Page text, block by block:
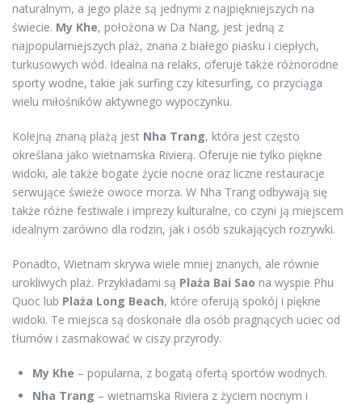
naturalnym, a jego plaże są jednymi z najpiękniejszych na
świecie. My Khe, położona w Da Nang, jest jedną z
najpopularniejszych plaż, znana z białego piasku i ciepłych,
turkusowych wód. Idealna na relaks, oferuje także różnorodne
sporty wodne, takie jak surfing czy kitesurfing, co przyciąga
wielu miłośników aktywnego wypoczynku.
Kolejną znaną plażą jest Nha Trang, która jest często
określana jako wietnamska Rivierą. Oferuje nie tylko piękne
widoki, ale także bogate życie nocne oraz liczne restauracje
serwujące świeże owoce morza. W Nha Trang odbywają się
także różne festiwale i imprezy kulturalne, co czyni ją miejscem
idealnym zarówno dla rodzin, jak i osób szukających rozrywki.
Ponadto, Wietnam skrywa wiele mniej znanych, ale równie
urokliwych plaż. Przykładami są Plaża Bai Sao na wyspie Phu
Quoc lub Plaża Long Beach, które oferują spokój i piękne
widoki. Te miejsca są doskonałe dla osób pragnących uciec od
tłumów i zasmakować w ciszy przyrody.
My Khe – popularna, z bogatą ofertą sportów wodnych.
Nha Trang – wietnamska Riviera z życiem nocnym i